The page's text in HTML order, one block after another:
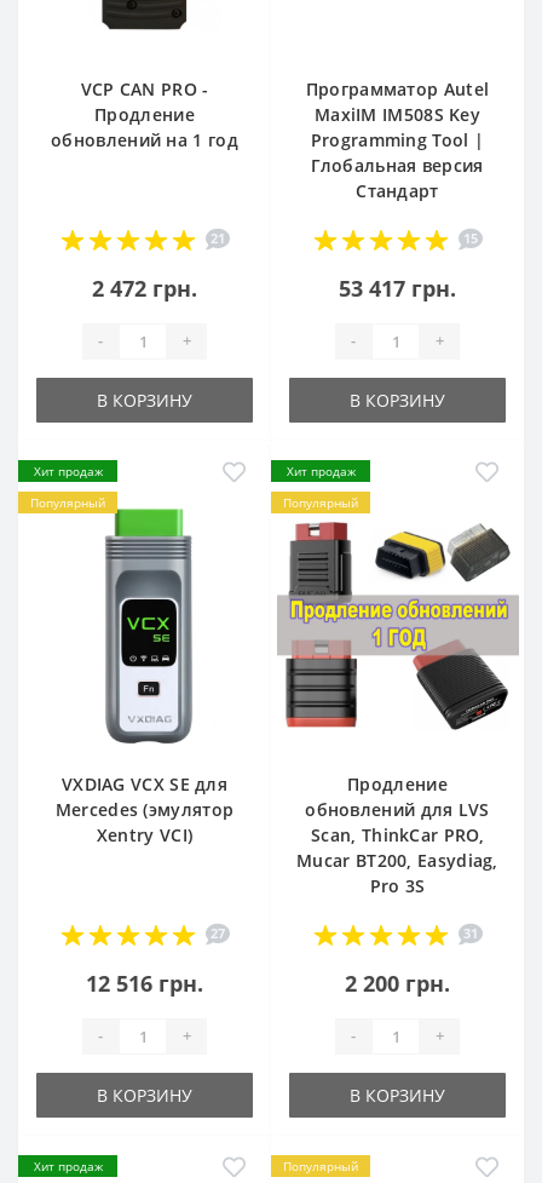
VCP CAN PRO -
Продление
обновлений на 1 год
21
2 472 грн.
- +
В КОРЗИНУ
Программатор Autel
MaxiIM IM508S Key
Programming Tool |
Глобальная версия
Стандарт
15
53 417 грн.
- +
В КОРЗИНУ
Хит продаж
Популярный
VXDIAG VCX SE для
Mercedes (эмулятор
Xentry VCI)
27
12 516 грн.
- +
В КОРЗИНУ
Хит продаж
Популярный
Продление
обновлений для LVS
Scan, ThinkCar PRO,
Mucar BT200, Easydiag,
Pro 3S
31
2 200 грн.
- +
В КОРЗИНУ
Хит продаж
Популярный